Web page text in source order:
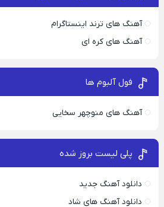
آهنگ های ترند اینستاگرام
آهنگ های کره ای
فول آلبوم ها
آهنگ های منوچهر سخایی
پلی لیست بروز شده
دانلود آهنگ جدید
دانلود آهنگ های شاد